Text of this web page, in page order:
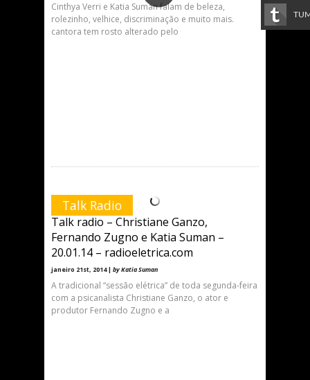
Cinthya Verri e Katia Suman falam de beleza,
rolezinho, velhice, discriminação e muito mais.
cantora tem rosto alterado pelo
Talk Radio
Talk radio – Christiane Ganzo,
Fernando Zugno e Katia Suman –
20.01.14 – radioeletrica.com
janeiro 21st, 2014 | by Katia Suman
A tradicional “sessão elétrica” de toda segunda-feira
com a psicanalista Christiane Ganzo, o ator e
produtor Fernando Zugno e a